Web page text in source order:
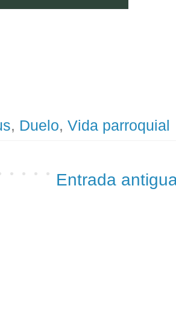
, Duelo, Vida parroquial
Entrada